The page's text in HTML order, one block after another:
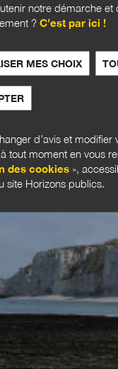
élu-cadre dirigeant
TERRITOIRES
notre démarche et
?C’est par ici !
MES CHOIX
d’avis et modifier
tout moment en vous
des cookies »,
site Horizons publics.